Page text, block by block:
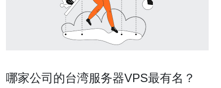
哪家公司的台湾服务器VPS最有名？